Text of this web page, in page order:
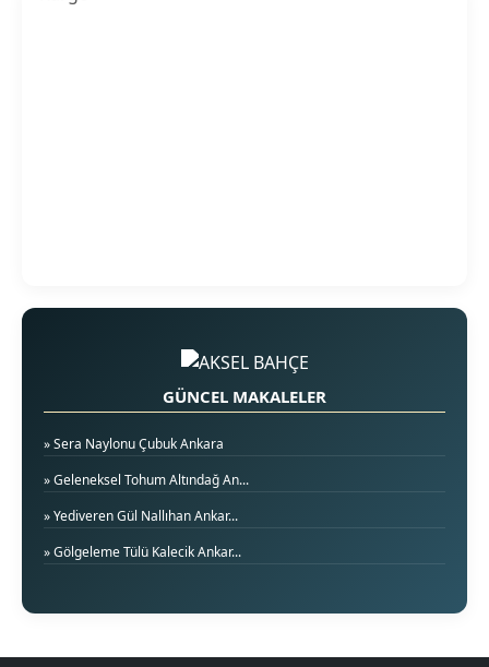
GÜNCEL MAKALELER
» Sera Naylonu Çubuk Ankara
» Geleneksel Tohum Altındağ An...
» Yediveren Gül Nallıhan Ankar...
» Gölgeleme Tülü Kalecik Ankar...